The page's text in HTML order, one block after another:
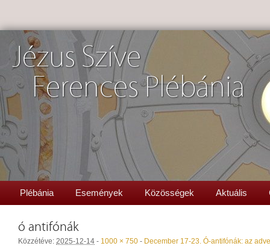
Jézus Szíve
Ferences Plébánia
Plébánia Események Közösségek Aktuális
ó antifónák
Közzétéve: 2025-12-14 - 1000 × 750 - December 17-23. Ó-antifónák: az